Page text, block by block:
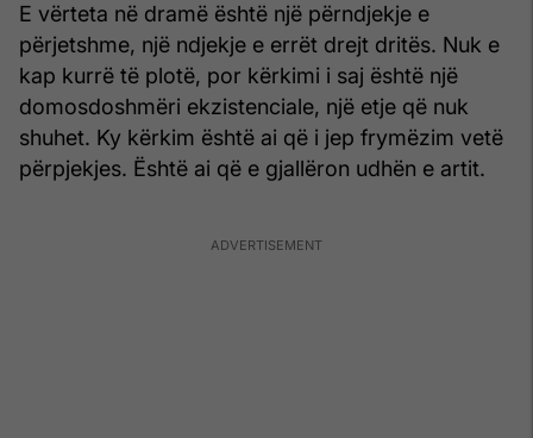
E vërteta në dramë është një përndjekje e
përjetshme, një ndjekje e errët drejt dritës. Nuk e
kap kurrë të plotë, por kërkimi i saj është një
domosdoshmëri ekzistenciale, një etje që nuk
shuhet. Ky kërkim është ai që i jep frymëzim vetë
përpjekjes. Është ai që e gjallëron udhën e artit.